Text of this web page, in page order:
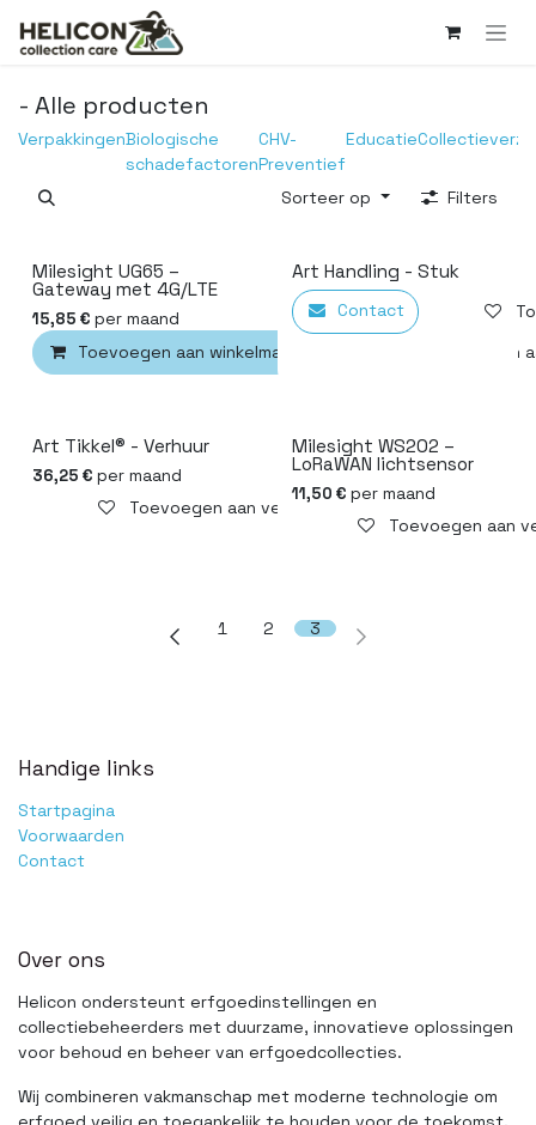
Overslaan naar inhoud
- Alle producten
VerpakkingenBiologische
schadefactoren
CHV-
Preventief
Educatie
Sorteer op Filters
Milesight UG65 –
Gateway met 4G/LTE
15,85 € per maand
Toevoegen aan winkelmandje
Toevoegen
Art Handling - Stuk
Contact
Art Tikkel® - Verhuur
36,25 € per maand
Toevoegen aan verlanglijst
Milesight WS202 –
LoRaWAN lichtsensor
11,50 € per maand
Toevoegen aan
1 2 3
Handige links
Startpagina
Voorwaarden
Contact
Over ons
Helicon ondersteunt erfgoedinstellingen en
collectiebeheerders met duurzame, innovatieve oplossingen
voor behoud en beheer van erfgoedcollecties.
Wij combineren vakmanschap met moderne technologie om